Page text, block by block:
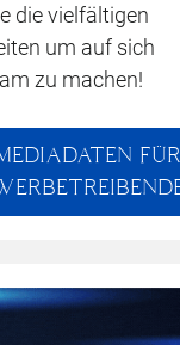
die vielfältigen
um auf sich
zu machen!
FÜR